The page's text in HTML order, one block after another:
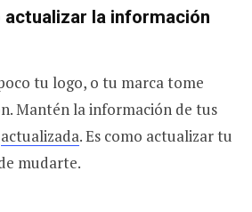
actualizar la información
tu logo, o tu marca tome
Mantén la información de tus
actualizada. Es como actualizar tu
mudarte.